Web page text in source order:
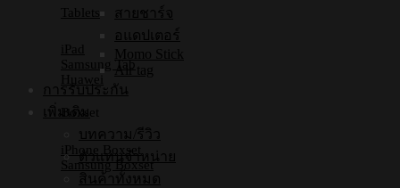
Tablets
iPad
Samsung Tab
Huawei
Boxset
iPhone Boxset
Samsung Boxset
สายชาร์จ
อแดปเตอร์
Momo Stick
Air tag
การรับประกัน
เพิ่มเติม
บทความ/รีวิว
ตัวแทนจำหน่าย
สินค้าทั้งหมด